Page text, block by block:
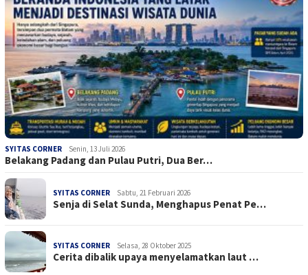
SYITAS CORNER Senin, 13 Juli 2026
Belakang Padang dan Pulau Putri, Dua Ber…
SYITAS CORNER Sabtu, 21 Februari 2026
Senja di Selat Sunda, Menghapus Penat Pe…
SYITAS CORNER Selasa, 28 Oktober 2025
Cerita dibalik upaya menyelamatkan laut …